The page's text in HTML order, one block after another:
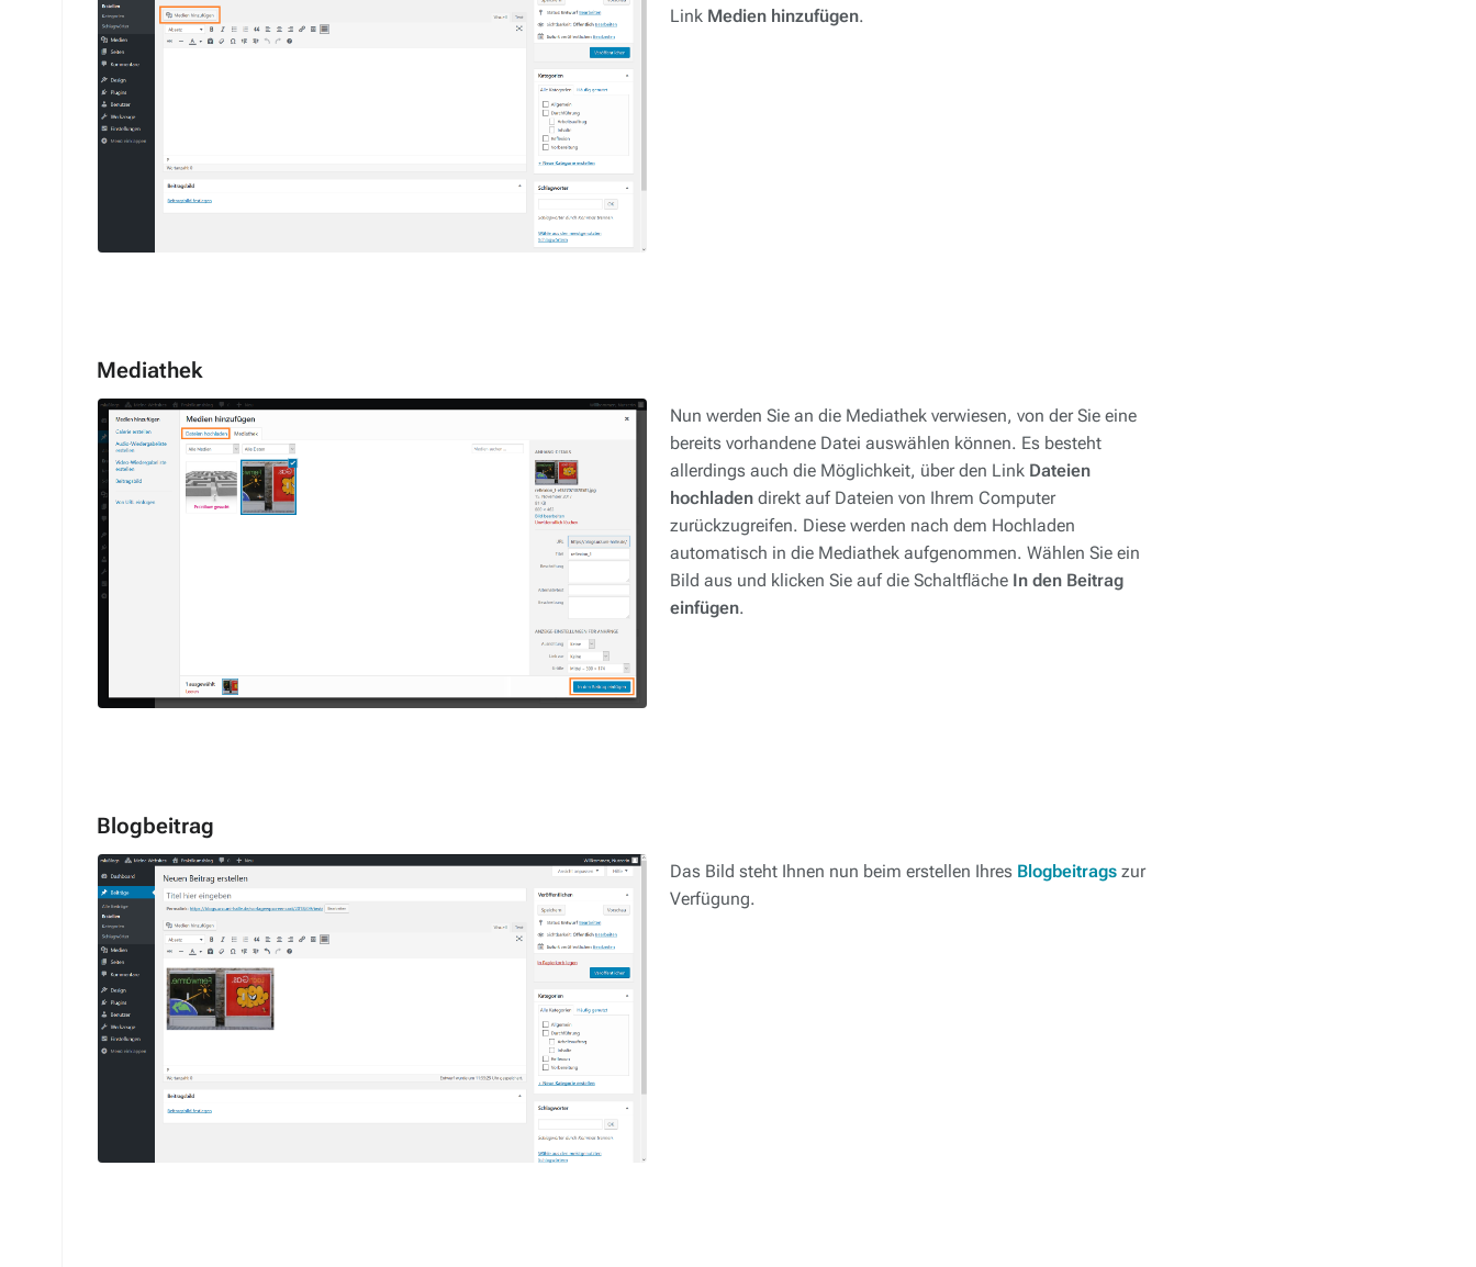
Link Medien hinzufügen.
Mediathek
Nun werden Sie an die Mediathek verwiesen, von der Sie eine
bereits vorhandene Datei auswählen können. Es besteht
allerdings auch die Möglichkeit, über den Link Dateien
hochladen direkt auf Dateien von Ihrem Computer
zurückzugreifen. Diese werden nach dem Hochladen
automatisch in die Mediathek aufgenommen. Wählen Sie ein
Bild aus und klicken Sie auf die Schaltfläche In den Beitrag
einfügen.
Blogbeitrag
Das Bild steht Ihnen nun beim erstellen Ihres Blogbeitrags zur
Verfügung.